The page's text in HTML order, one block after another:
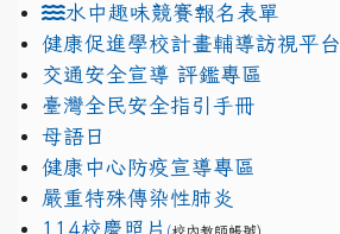
水中趣味競賽報名表單
健康促進學校計畫輔導訪視平台
交通安全宣導 評鑑專區
臺灣全民安全指引手冊
母語日
健康中心防疫宣導專區
嚴重特殊傳染性肺炎
114校慶照片 (校內教師帳號)